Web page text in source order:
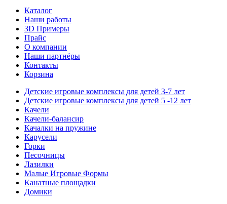
Каталог
Наши работы
3D Примеры
Прайс
О компании
Наши партнёры
Контакты
Корзина
Детские игровые комплексы для детей 3-7 лет
Детские игровые комплексы для детей 5 -12 лет
Качели
Качели-балансир
Качалки на пружине
Карусели
Горки
Песочницы
Лазилки
Малые Игровые Формы
Канатные площадки
Домики